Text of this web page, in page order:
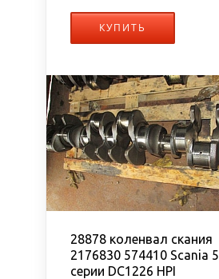
КУПИТЬ
28878 коленвал скания
2176830 574410 Scania 5
серии DC1226 HPI